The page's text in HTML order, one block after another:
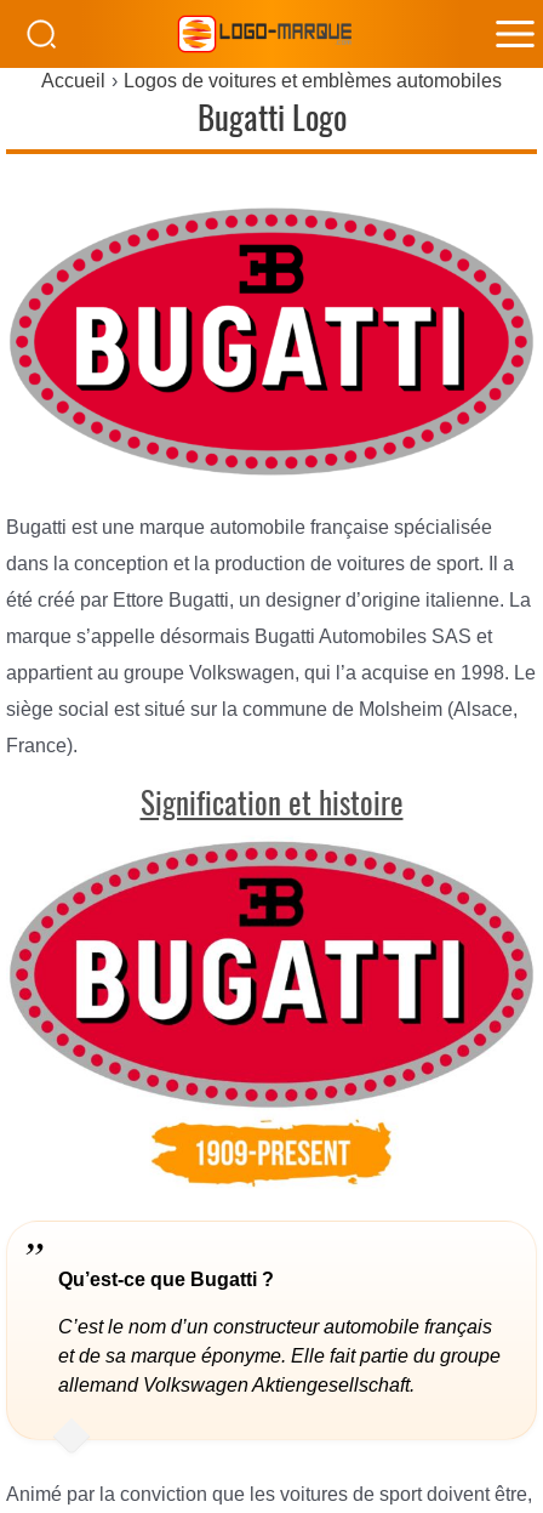
Accueil Logos de voitures et emblèmes automobiles
Bugatti Logo
Bugatti est une marque automobile française spécialisée
dans la conception et la production de voitures de sport. Il a
été créé par Ettore Bugatti, un designer d’origine italienne. La
marque s’appelle désormais Bugatti Automobiles SAS et
appartient au groupe Volkswagen, qui l’a acquise en 1998. Le
siège social est situé sur la commune de Molsheim (Alsace,
France).
Signification et histoire
Qu’est-ce que Bugatti ?
C’est le nom d’un constructeur automobile français
et de sa marque éponyme. Elle fait partie du groupe
allemand Volkswagen Aktiengesellschaft.
Animé par la conviction que les voitures de sport doivent être,